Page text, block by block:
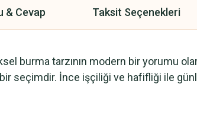
& Cevap Taksit Seçenekleri
burma tarzının modern bir yorumu
seçimdir. İnce işçiliği ve hafifliği ile